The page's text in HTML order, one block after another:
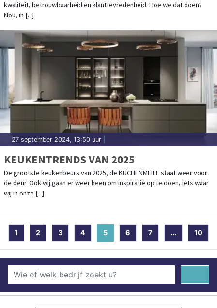
kwaliteit, betrouwbaarheid en klanttevredenheid. Hoe we dat doen?
Nou, in [...]
27 september 2024, 13:50 uur
KEUKENTRENDS VAN 2025
De grootste keukenbeurs van 2025, de KÜCHENMEILE staat weer voor
de deur. Ook wij gaan er weer heen om inspiratie op te doen, iets waar
wij in onze [...]
1 2 3 4 5 (current)
6 7 ... 10